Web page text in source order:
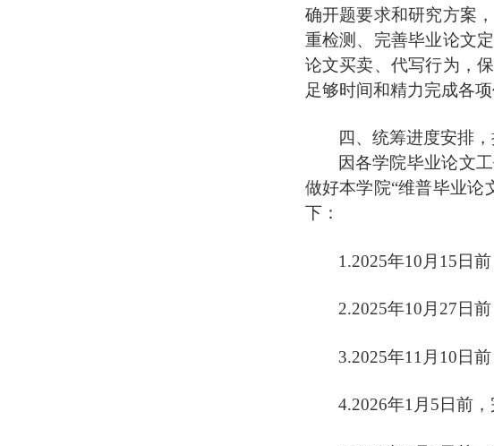
确开题要求和研究方案
重检测、完善毕业论文
论文买卖、代写行为，
足够时间和精力完成各
四、统筹进度安排
因各学院毕业论文
做好本学院“维普毕业论
下：
1.2025年10月 15 日
2.2025年10月27日
3.2025年11月10日
4.2026年1月5日前，